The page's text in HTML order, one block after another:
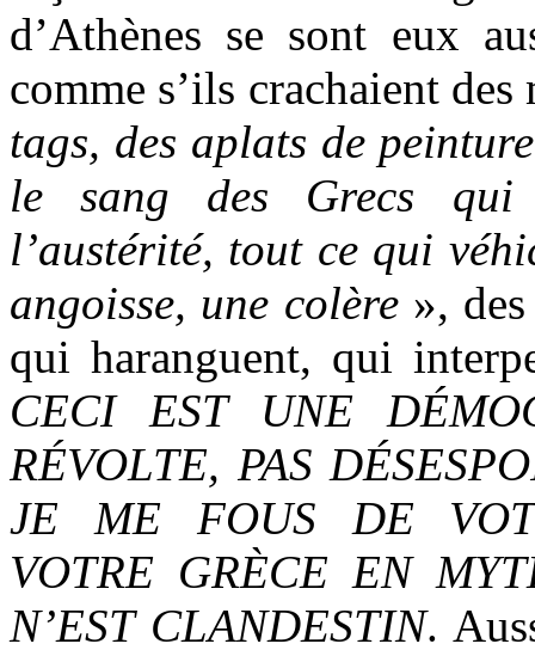
d’Athènes se sont eux
comme s’ils crachaient
tags, des aplats de
le sang des Grecs
l’austérité, tout ce qui
angoisse, une colère», des
qui haranguent, qui
CECI EST UNE
RÉVOLTE, PAS
JE ME FOUS DE
VOTRE GRÈCE EN
N’EST CLANDESTIN.